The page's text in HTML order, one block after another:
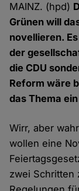
MAINZ. (hpd)
Grünen will
novellieren.
der
die CDU
Reform wäre
das Thema
Wirr, aber
wollen eine
zwei Schritten